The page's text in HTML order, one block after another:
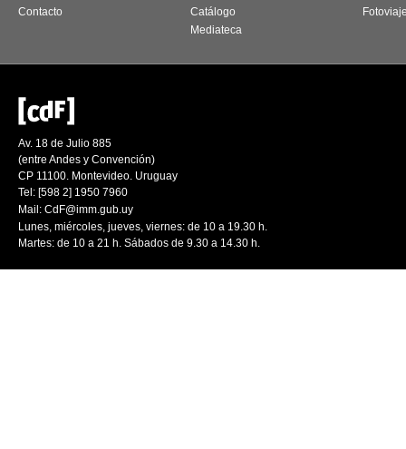
Contacto
Catálogo
Mediateca
Av. 18 de Julio 885
(entre Andes y Convención)
CP 11100. Montevideo. Uruguay
Tel: [598 2] 1950 7960
Mail: CdF@imm.gub.uy
Lunes, miércoles, jueves, viernes: de 10 a 19.30 h.
Martes: de 10 a 21 h. Sábados de 9.30 a 14.30 h.